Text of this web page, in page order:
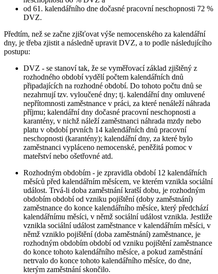
od 61. kalendářního dne dočasné pracovní neschopnosti 72 %
DVZ.
Předtím, než se začne zjišťovat výše nemocenského za kalendářní
dny, je třeba zjistit a následně upravit DVZ, a to podle následujícího
postupu:
DVZ - se stanoví tak, že se vyměřovací základ zjištěný z
rozhodného období vydělí počtem kalendářních dnů
připadajících na rozhodné období. Do tohoto počtu dnů se
nezahrnují tzv. vyloučené dny; tj. kalendářní dny omluvené
nepřítomnosti zaměstnance v práci, za které nenáleží náhrada
příjmu; kalendářní dny dočasné pracovní neschopnosti a
karantény, v nichž náleží zaměstnanci náhrada mzdy nebo
platu v období prvních 14 kalendářních dnů pracovní
neschopnosti (karantény); kalendářní dny, za které bylo
zaměstnanci vypláceno nemocenské, peněžitá pomoc v
mateřství nebo ošetřovné atd.
Rozhodným obdobím - je zpravidla období 12 kalendářních
měsíců před kalendářním měsícem, ve kterém vznikla sociální
událost. Trvá-li doba zaměstnání kratší dobu, je rozhodným
obdobím období od vzniku pojištění (doby zaměstnání)
zaměstnance do konce kalendářního měsíce, který předchází
kalendářnímu měsíci, v němž sociální událost vznikla. Jestliže
vznikla sociální událost zaměstnance v kalendářním měsíci, v
němž vzniklo pojištění (doba zaměstnání) zaměstnance, je
rozhodným obdobím období od vzniku pojištění zaměstnance
do konce tohoto kalendářního měsíce, a pokud zaměstnání
netrvalo do konce tohoto kalendářního měsíce, do dne,
kterým zaměstnání skončilo.